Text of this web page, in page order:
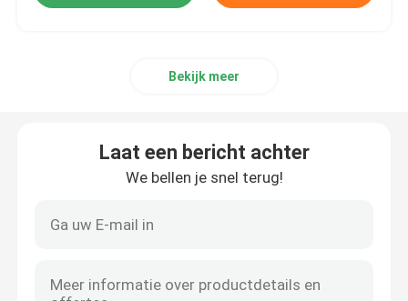
Bekijk meer
Laat een bericht achter
We bellen je snel terug!